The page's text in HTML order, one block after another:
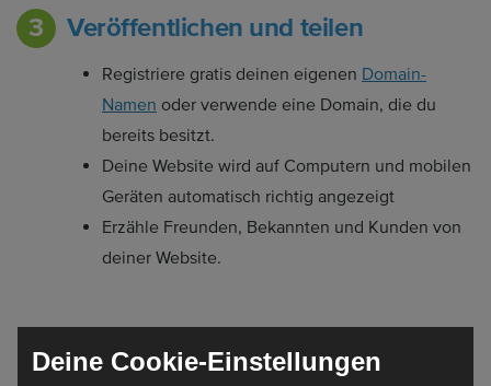
Veröffentlichen und teilen
Registriere gratis deinen eigenen Domain-
Namen oder verwende eine Domain, die du
bereits besitzt.
Deine Website wird auf Computern und mobilen
Geräten automatisch richtig angezeigt
Erzähle Freunden, Bekannten und Kunden von
deiner Website.
Deine Cookie-Einstellungen